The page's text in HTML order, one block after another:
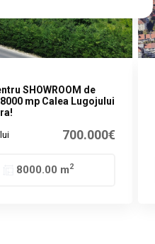
SHOWROOM de
mp Calea Lugojului
700.000€
8000.00 m2